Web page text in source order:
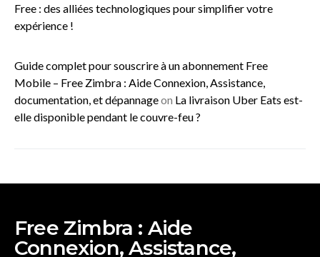
Free : des alliées technologiques pour simplifier votre
expérience !
Guide complet pour souscrire à un abonnement Free
Mobile – Free Zimbra : Aide Connexion, Assistance,
documentation, et dépannageon La livraison Uber Eats est-
elle disponible pendant le couvre-feu ?
Free Zimbra : Aide
Connexion, Assistance,